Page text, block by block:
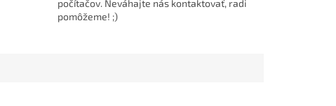
počítačov. Neváhajte nás kontaktovať, radi
pomôžeme! ;)